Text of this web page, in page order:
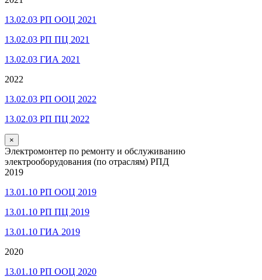
13.02.03 РП ООЦ 2021
13.02.03 РП ПЦ 2021
13.02.03 ГИА 2021
2022
13.02.03 РП ООЦ 2022
13.02.03 РП ПЦ 2022
×
Электромонтер по ремонту и обслуживанию
электрооборудования (по отраслям) РПД
2019
13.01.10 РП ООЦ 2019
13.01.10 РП ПЦ 2019
13.01.10 ГИА 2019
2020
13.01.10 РП ООЦ 2020